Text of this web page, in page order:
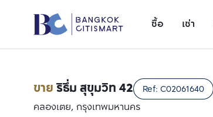
ซื้อ เช่า
ขายริธึ่ม สุขุมวิท 42 Ref: C02061640
คลองเตย, กรุงเทพมหานคร